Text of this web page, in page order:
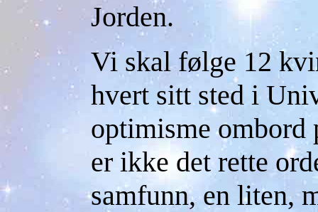
Jorden.
Vi skal følge 12
hvert sitt sted i
optimisme ombord
er ikke det rette
samfunn, en liten,